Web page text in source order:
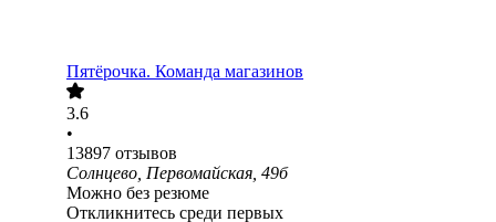
Пятёрочка. Команда магазинов
3.6
•
13897 отзывов
Солнцево, Первомайская, 49б
Можно без резюме
Откликнитесь среди первых